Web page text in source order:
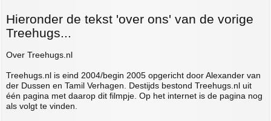
Hieronder de tekst 'over ons' van de vorige
Treehugs...
Over Treehugs.nl
Treehugs.nl is eind 2004/begin 2005 opgericht door Alexander van
der Dussen en Tamil Verhagen. Destijds bestond Treehugs.nl uit
één pagina met daarop dit filmpje. Op het internet is de pagina nog
als volgt te vinden.